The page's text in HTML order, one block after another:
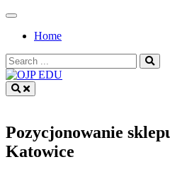
Skip
contentHome
Search
for:
Pozycjonowanie
Katowice